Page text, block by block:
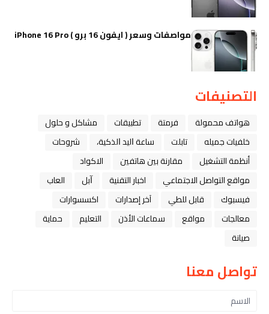
مواصفات وسعر ( ايفون 16 برو ) iPhone 16 Pro
التصنيفات
هواتف محمولة فرمتة تطبيقات
مشاكل و حلول
خلفيات جميله
تابلت ﺳﺎﻋﺔ ﺍﻟﻴﺪ ﺍﻟﺬﻛﻴﺔ،
شروحات
أنظمة التشغيل
مقارنة بين هاتفين
الاكواد
مواقع التواصل الاجتماعي
اخبار التقنية ﺁﺑﻞ
العاب
فيسبوك
قابل للطي آخر إصدارات
اكسسوارات
معالجات
مواقع سماعات الأذن التعليم
حماية
صيانة
تواصل معنا